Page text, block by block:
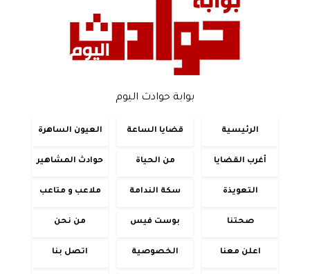
بوابة حوادث اليوم
الرئيسية قضايا الساعة العيون الساهرة
أغرب القضايا من الحياة حوادث المشاهير
التعويذة سكة الندامة ملاعب و متاعب
صحتنا بوست فيس من نحن
اعلن معنا الخصوصية اتصل بنا